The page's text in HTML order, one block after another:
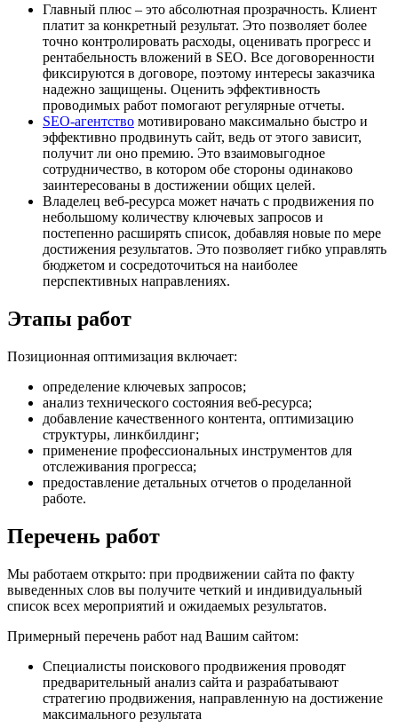
Главный плюс – это абсолютная прозрачность. Клиент
платит за конкретный результат. Это позволяет более
точно контролировать расходы, оценивать прогресс и
рентабельность вложений в SEO. Все договоренности
фиксируются в договоре, поэтому интересы заказчика
надежно защищены. Оценить эффективность
проводимых работ помогают регулярные отчеты.
SEO-агентство мотивировано максимально быстро и
эффективно продвинуть сайт, ведь от этого зависит,
получит ли оно премию. Это взаимовыгодное
сотрудничество, в котором обе стороны одинаково
заинтересованы в достижении общих целей.
Владелец веб-ресурса может начать с продвижения по
небольшому количеству ключевых запросов и
постепенно расширять список, добавляя новые по мере
достижения результатов. Это позволяет гибко управлять
бюджетом и сосредоточиться на наиболее
перспективных направлениях.
Этапы работ
Позиционная оптимизация включает:
определение ключевых запросов;
анализ технического состояния веб-ресурса;
добавление качественного контента, оптимизацию
структуры, линкбилдинг;
применение профессиональных инструментов для
отслеживания прогресса;
предоставление детальных отчетов о проделанной
работе.
Перечень работ
Мы работаем открыто: при продвижении сайта по факту
выведенных слов вы получите четкий и индивидуальный
список всех мероприятий и ожидаемых результатов.
Примерный перечень работ над Вашим сайтом:
Специалисты поискового продвижения проводят
предварительный анализ сайта и разрабатывают
стратегию продвижения, направленную на достижение
максимального результата